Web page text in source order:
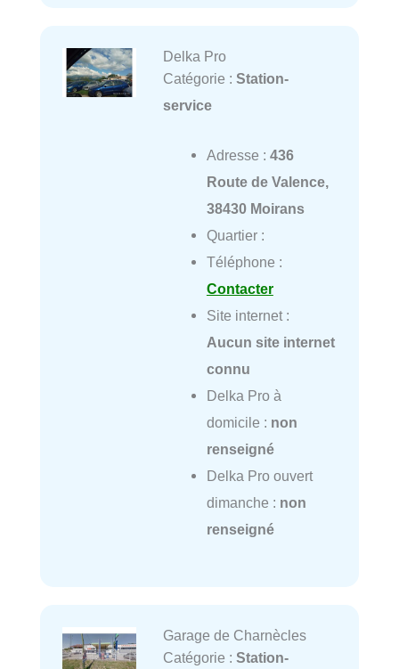
Delka Pro
Catégorie : Station-
service
Adresse : 436
Route de Valence,
38430 Moirans
Quartier :
Téléphone :
Contacter
Site internet :
Aucun site internet
connu
Delka Pro à
domicile : non
renseigné
Delka Pro ouvert
dimanche : non
renseigné
Garage de Charnècles
Catégorie : Station-